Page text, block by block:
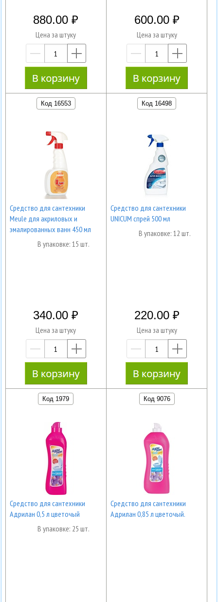
880.00
Цена за штуку
—
600.00
Цена за штуку
—
Код 16553
Средство для сантехники
Meule для акриловых и
эмалированных ванн 450 мл
В упаковке: 15 шт.
340.00
Цена за штуку
—
Код 16498
Средство для сантехники
UNICUM спрей 500 мл
В упаковке: 12 шт.
220.00
Цена за штуку
—
Код 1979
Средство для сантехники
Адрилан 0,5 л цветочый
В упаковке: 25 шт.
Код 9076
Средство для сантехники
Адрилан 0,85 л цветочый.